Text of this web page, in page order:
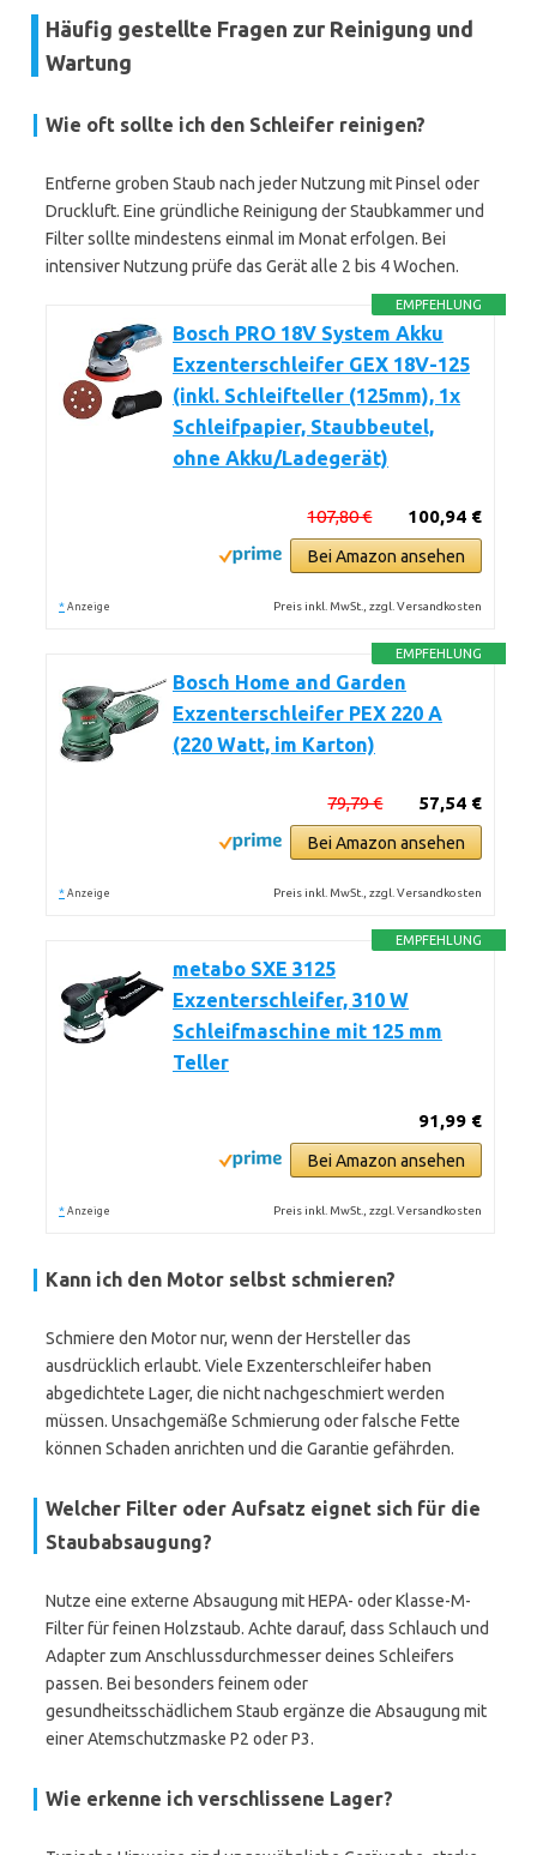
Häufig gestellte Fragen zur Reinigung und
Wartung
Wie oft sollte ich den Schleifer reinigen?
Entferne groben Staub nach jeder Nutzung mit Pinsel oder
Druckluft. Eine gründliche Reinigung der Staubkammer und
Filter sollte mindestens einmal im Monat erfolgen. Bei
intensiver Nutzung prüfe das Gerät alle 2 bis 4 Wochen.
EMPFEHLUNG
Bosch PRO 18V System Akku
Exzenterschleifer GEX 18V-125
(inkl. Schleifteller (125mm), 1x
Schleifpapier, Staubbeutel,
ohne Akku/Ladegerät)
100,94 €
107,80 €
Bei Amazon ansehen
* Anzeige Preis inkl. MwSt., zzgl. Versandkosten
EMPFEHLUNG
Bosch Home and Garden
Exzenterschleifer PEX 220 A
(220 Watt, im Karton)
57,54 €
79,79 €
Bei Amazon ansehen
* Anzeige Preis inkl. MwSt., zzgl. Versandkosten
EMPFEHLUNG
metabo SXE 3125
Exzenterschleifer, 310 W
Schleifmaschine mit 125 mm
Teller
91,99 €
Bei Amazon ansehen
* Anzeige Preis inkl. MwSt., zzgl. Versandkosten
Kann ich den Motor selbst schmieren?
Schmiere den Motor nur, wenn der Hersteller das
ausdrücklich erlaubt. Viele Exzenterschleifer haben
abgedichtete Lager, die nicht nachgeschmiert werden
müssen. Unsachgemäße Schmierung oder falsche Fette
können Schaden anrichten und die Garantie gefährden.
Welcher Filter oder Aufsatz eignet sich für die
Staubabsaugung?
Nutze eine externe Absaugung mit HEPA- oder Klasse-M-
Filter für feinen Holzstaub. Achte darauf, dass Schlauch und
Adapter zum Anschlussdurchmesser deines Schleifers
passen. Bei besonders feinem oder
gesundheitsschädlichem Staub ergänze die Absaugung mit
einer Atemschutzmaske P2 oder P3.
Wie erkenne ich verschlissene Lager?